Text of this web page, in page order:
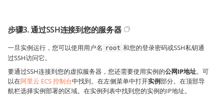
步骤3. 通过SSH连接到您的服务器
一旦实例运行，您可以使用用户名 root 和您的登录密码或SSH私钥通
过SSH访问它。
要通过SSH连接到您的虚拟服务器，您还需要使用实例的公网IP地址。可
以在阿里云 ECS 控制台中找到。在左侧菜单中打开实例部分。在顶部导
航栏选择实例部署的区域。在实例列表中找到您的实例的IP地址。